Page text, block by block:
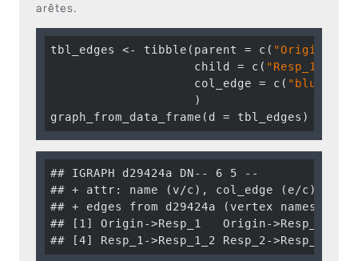
arêtes.
tbl_edges <- tibble(parent = c( "Origin"
                    child = c(
"Resp_1"
                    col_edge = c(
"blue"
                    )
graph_from_data_frame(d = tbl_edges)
## IGRAPH d29424a DN-- 6 5 --
## + attr: name (v/c), col_edge (e/c)
## + edges from d29424a (vertex names):
## [1] Origin->Resp_1   Origin->Resp_2
## [4] Resp_1->Resp_1_2 Resp_2->Resp_2_1